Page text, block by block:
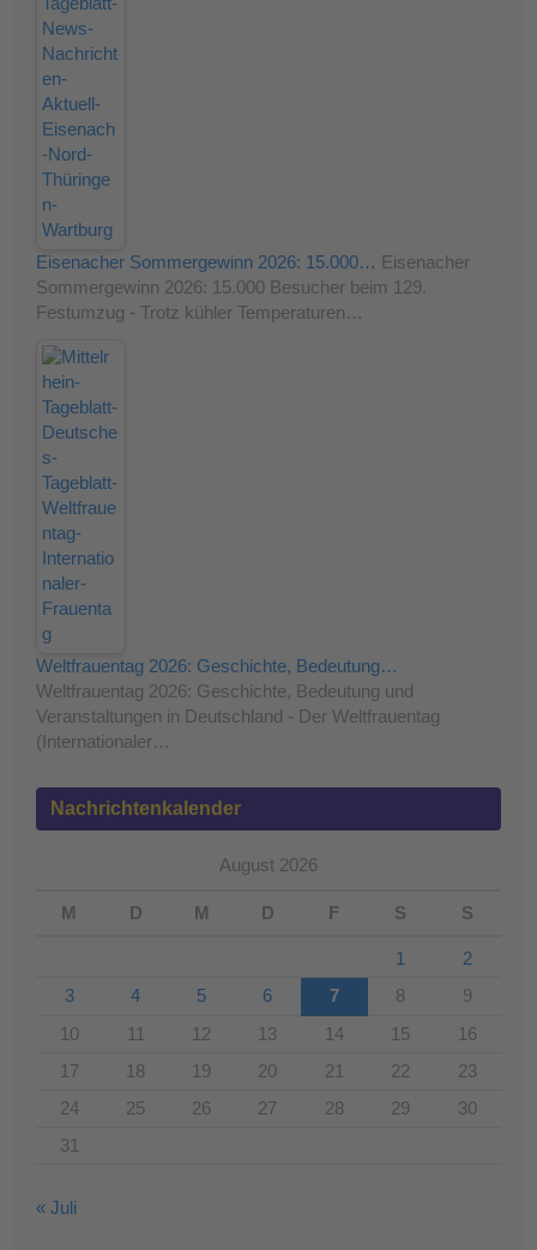
Eisenacher Sommergewinn 2026: 15.000… Eisenacher
Sommergewinn 2026: 15.000 Besucher beim 129.
Festumzug - Trotz kühler Temperaturen…
Weltfrauentag 2026: Geschichte, Bedeutung…
Weltfrauentag 2026: Geschichte, Bedeutung und
Veranstaltungen in Deutschland - Der Weltfrauentag
(Internationaler…
Nachrichtenkalender
August 2026
M D M D F S S
1
2
3
4 5 6 7 8
9
10
11 12 13 14 15
16
17
18 19 20 21 22
23
24
25 26 27 28 29
30
31
« Juli